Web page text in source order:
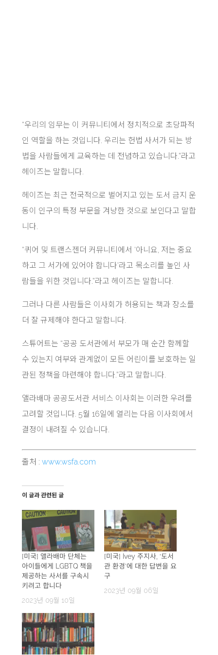
“우리의 임무는 이 커뮤니티에서 정치적으로 초당파적
인 역할을 하는 것입니다. 우리는 헌법 사서가 되는 방
법을 사람들에게 교육하는 데 전념하고 있습니다.”라고
헤이즈는 말합니다.
헤이즈는 최근 전국적으로 벌어지고 있는 도서 금지 운
동이 인구의 특정 부문을 겨냥한 것으로 보인다고 말합
니다.
“퀴어 및 트랜스젠더 커뮤니티에서 ‘아니요, 저는 중요
하고 그 서가에 있어야 합니다’라고 목소리를 높인 사
람들을 위한 것입니다.”라고 헤이즈는 말합니다.
그러나 다른 사람들은 이사회가 허용되는 책과 장소를
더 잘 규제해야 한다고 말합니다.
스튜어트는 “공공 도서관에서 부모가 매 순간 함께할
수 있는지 여부와 관계없이 모든 어린이를 보호하는 일
관된 정책을 마련해야 합니다.”라고 말합니다.
앨라배마 공공도서관 서비스 이사회는 이러한 우려를
고려할 것입니다. 5월 16일에 열리는 다음 이사회에서
결정이 내려질 수 있습니다.
출처 : www.wsfa.com
이 글과 관련된 글
[미국] 앨라배마 단체는
아이들에게 LGBTQ 책을
제공하는 사서를 구속시
키려고 합니다
2023년 09월 10일
[미국] Ivey 주지사, ‘도서
관 환경’에 대한 답변을 요
구
2023년 09월 06일